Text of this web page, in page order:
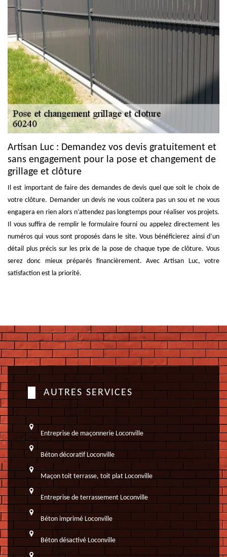
Artisan Luc : Demandez vos devis gratuitement et
sans engagement pour la pose et changement de
grillage et clôture
Il est important de faire des demandes de devis quel que soit le choix de
votre clôture. Demander un devis ne vous coûtera pas un sou et ne vous
engagera en rien alors n’attendez pas longtemps pour réaliser vos projets.
Il vous suffira de remplir le formulaire fourni ou appelez directement les
numéros qui vous sont proposés dans le site. Vous bénéficierez ainsi d’un
détail plus précis sur les prix de la pose de chaque type de clôture. Vous
serez donc mieux préparés financièrement. Avec Artisan Luc, votre
satisfaction est la priorité.
AUTRES SERVICES
Entreprise de maçonnerie Loconville
Béton décoratif Loconville
Maçon toit terrasse, toit plat Loconville
Entreprise de terrassement Loconville
Béton imprimé Loconville
Béton désactivé Loconville